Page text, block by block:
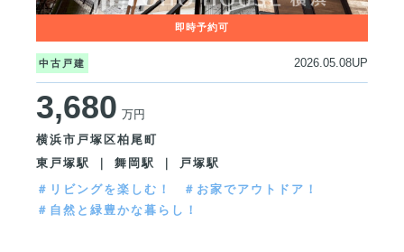
中古戸建 2026.05.08UP
3,680 万円
横浜市戸塚区柏尾町
東戸塚駅 ｜ 舞岡駅 ｜ 戸塚駅
＃リビングを楽しむ！
＃お家でアウトドア！
＃自然と緑豊かな暮らし！